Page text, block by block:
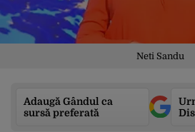
Neti Sandu
Adaugă Gândul ca
sursă preferată